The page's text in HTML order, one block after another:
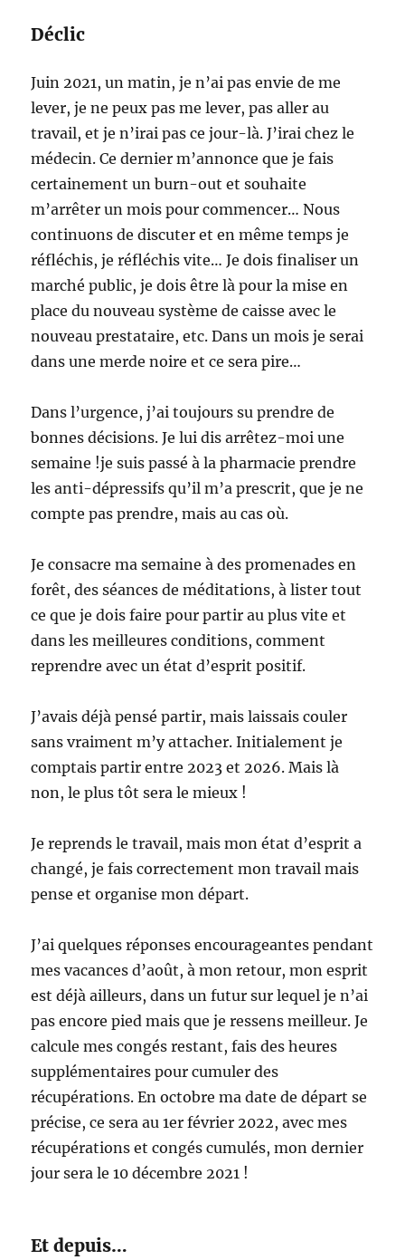
Déclic
Juin 2021, un matin, je n’ai pas envie de me
lever, je ne peux pas me lever, pas aller au
travail, et je n’irai pas ce jour-là. J’irai chez le
médecin. Ce dernier m’annonce que je fais
certainement un burn-out et souhaite
m’arrêter un mois pour commencer… Nous
continuons de discuter et en même temps je
réfléchis, je réfléchis vite… Je dois finaliser un
marché public, je dois être là pour la mise en
place du nouveau système de caisse avec le
nouveau prestataire, etc. Dans un mois je serai
dans une merde noire et ce sera pire…
Dans l’urgence, j’ai toujours su prendre de
bonnes décisions. Je lui dis arrêtez-moi une
semaine !je suis passé à la pharmacie prendre
les anti-dépressifs qu’il m’a prescrit, que je ne
compte pas prendre, mais au cas où.
Je consacre ma semaine à des promenades en
forêt, des séances de méditations, à lister tout
ce que je dois faire pour partir au plus vite et
dans les meilleures conditions, comment
reprendre avec un état d’esprit positif.
J’avais déjà pensé partir, mais laissais couler
sans vraiment m’y attacher. Initialement je
comptais partir entre 2023 et 2026. Mais là
non, le plus tôt sera le mieux !
Je reprends le travail, mais mon état d’esprit a
changé, je fais correctement mon travail mais
pense et organise mon départ.
J’ai quelques réponses encourageantes pendant
mes vacances d’août, à mon retour, mon esprit
est déjà ailleurs, dans un futur sur lequel je n’ai
pas encore pied mais que je ressens meilleur. Je
calcule mes congés restant, fais des heures
supplémentaires pour cumuler des
récupérations. En octobre ma date de départ se
précise, ce sera au 1er février 2022, avec mes
récupérations et congés cumulés, mon dernier
jour sera le 10 décembre 2021 !
Et depuis…